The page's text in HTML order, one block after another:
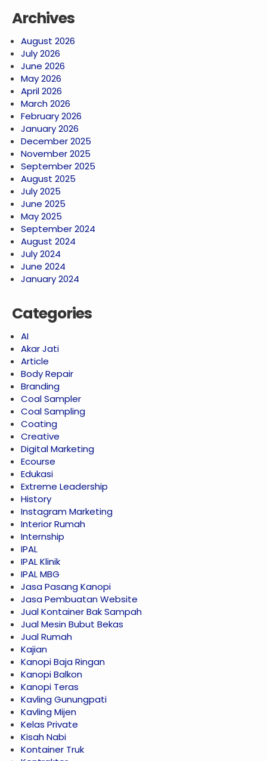
Archives
August 2026
July 2026
June 2026
May 2026
April 2026
March 2026
February 2026
January 2026
December 2025
November 2025
September 2025
August 2025
July 2025
June 2025
May 2025
September 2024
August 2024
July 2024
June 2024
January 2024
Categories
AI
Akar Jati
Article
Body Repair
Branding
Coal Sampler
Coal Sampling
Coating
Creative
Digital Marketing
Ecourse
Edukasi
Extreme Leadership
History
Instagram Marketing
Interior Rumah
Internship
IPAL
IPAL Klinik
IPAL MBG
Jasa Pasang Kanopi
Jasa Pembuatan Website
Jual Kontainer Bak Sampah
Jual Mesin Bubut Bekas
Jual Rumah
Kajian
Kanopi Baja Ringan
Kanopi Balkon
Kanopi Teras
Kavling Gunungpati
Kavling Mijen
Kelas Private
Kisah Nabi
Kontainer Truk